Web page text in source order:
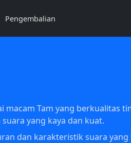
Pengembalian
Tam yang berkualitas
yang kaya dan kuat.
dan karakteristik suara